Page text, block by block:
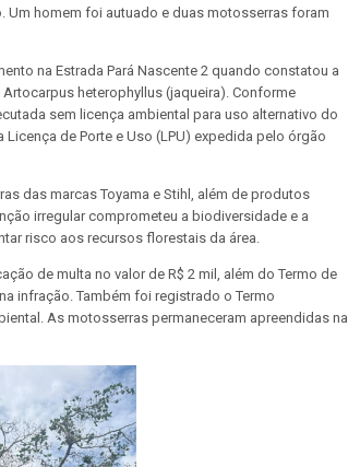
Um homem foi autuado e duas motosserras foram
na Estrada Pará Nascente 2 quando constatou a
heterophyllus (jaqueira). Conforme
sem licença ambiental para uso alternativo do
de Porte e Uso (LPU) expedida pelo órgão
das marcas Toyama e Stihl, além de produtos
irregular comprometeu a biodiversidade e a
risco aos recursos florestais da área.
de multa no valor de R$ 2 mil, além do Termo de
infração. Também foi registrado o Termo
As motosserras permaneceram apreendidas na